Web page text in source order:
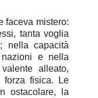
faceva mistero:
tanta voglia
nella capacità
e nella
alleato,
fisica. Le
ostacolare, la